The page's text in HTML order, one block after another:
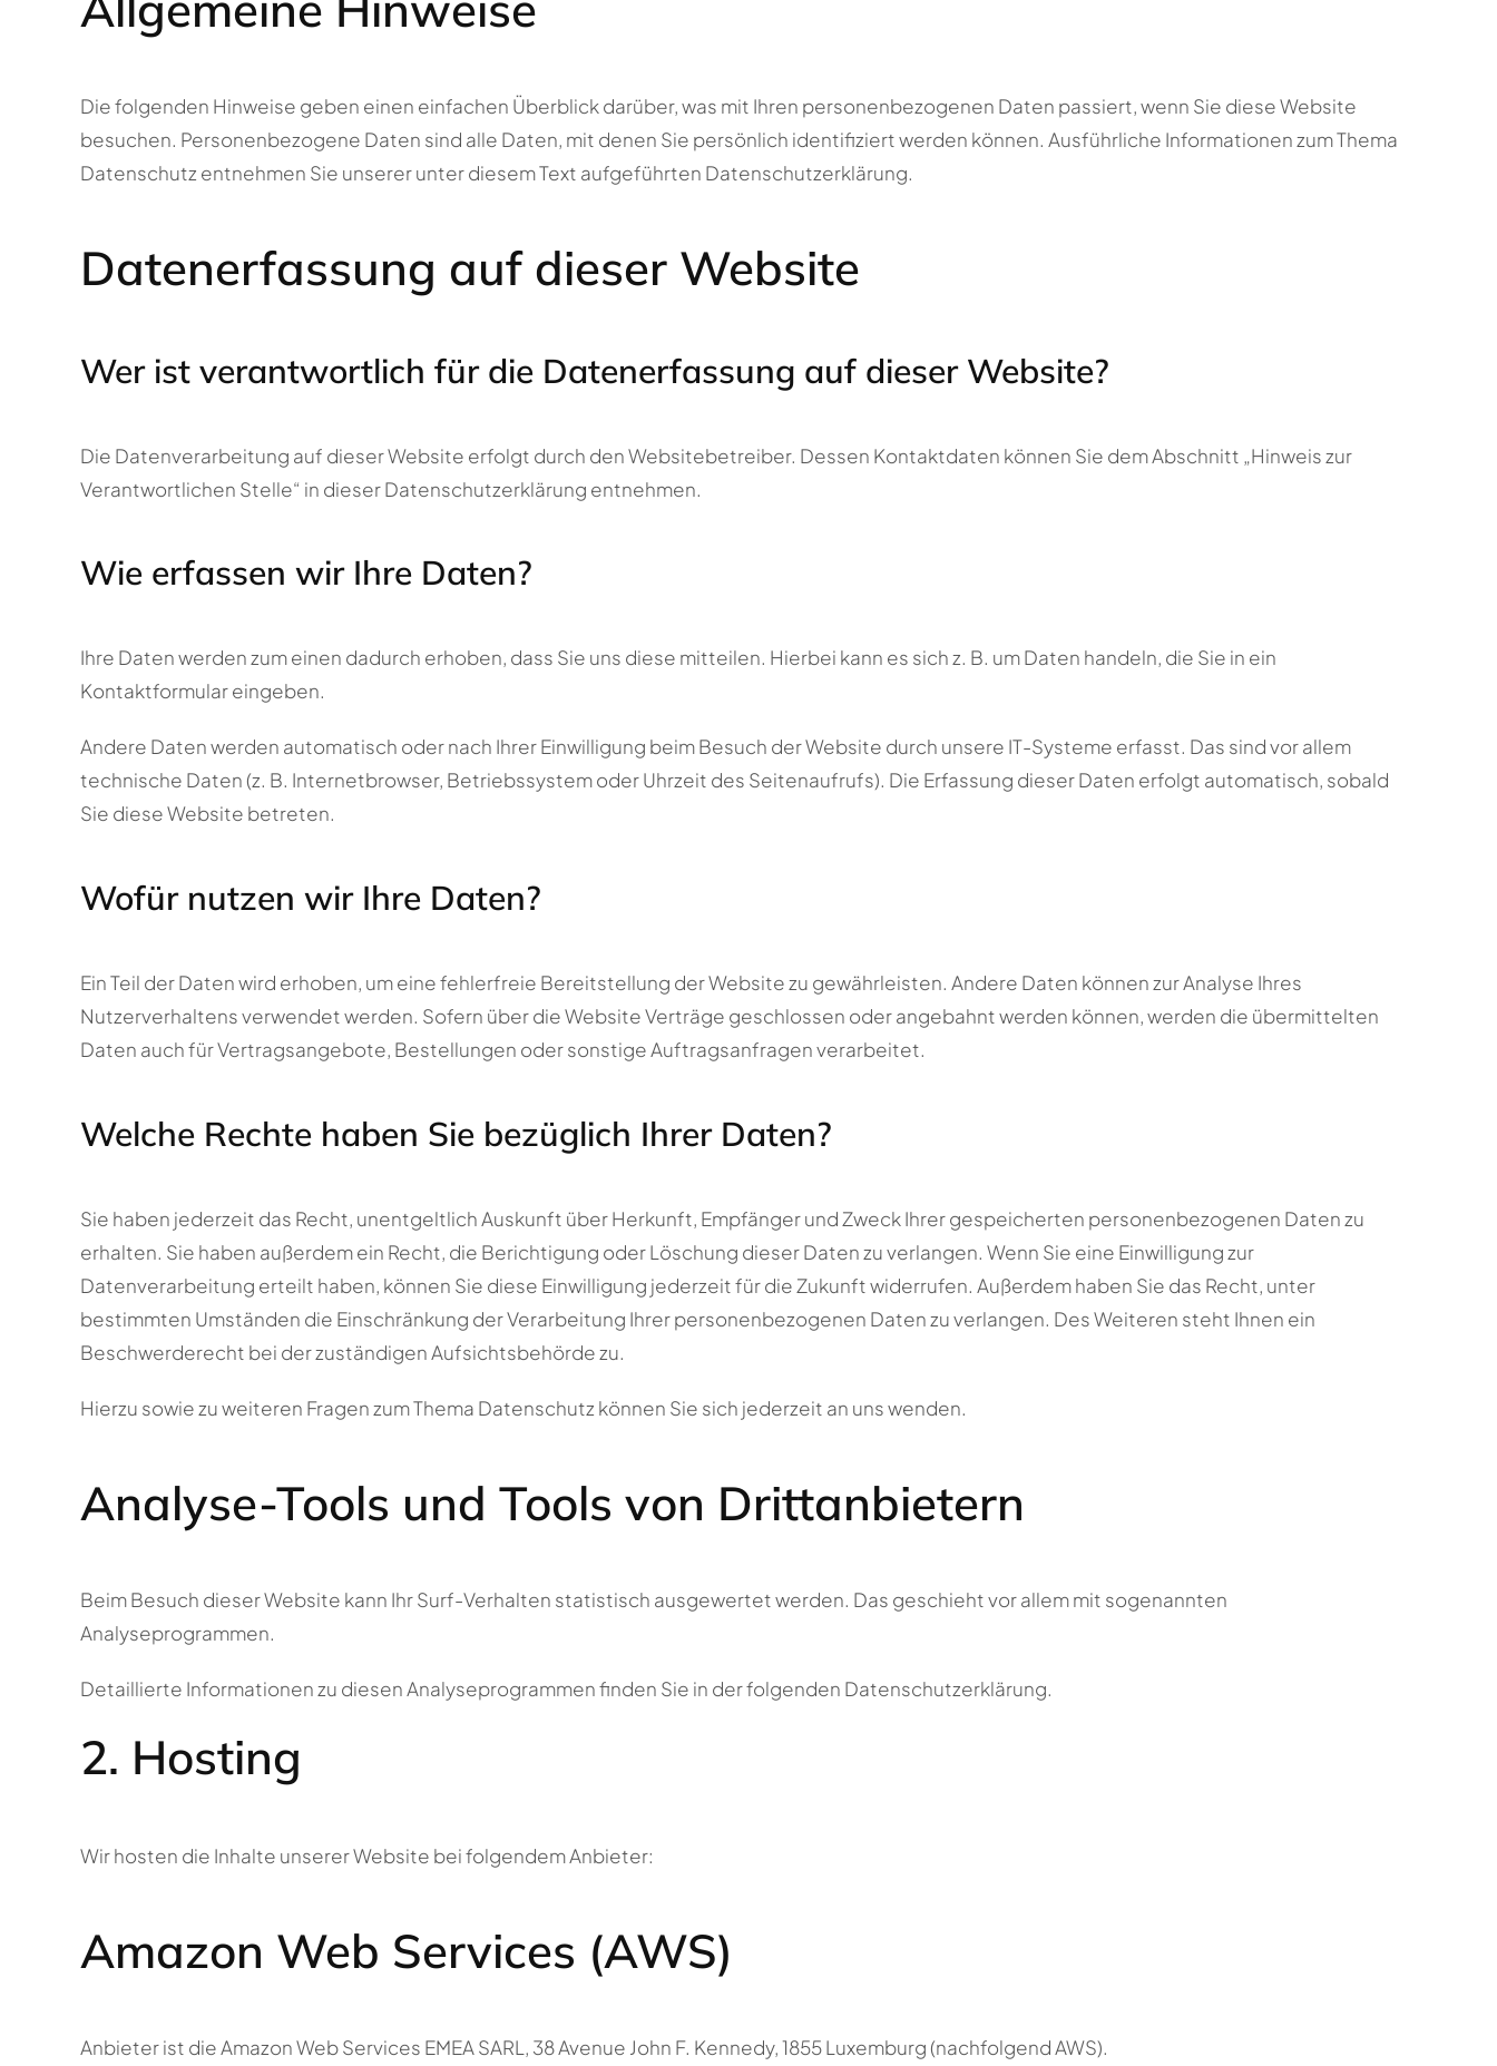
Die folgenden Hinweise geben einen einfachen Überblick darüber, was mit Ihren personenbezogenen Daten passiert, wenn Sie diese Website
besuchen. Personenbezogene Daten sind alle Daten, mit denen Sie persönlich identifiziert werden können. Ausführliche Informationen zum Thema
Datenschutz entnehmen Sie unserer unter diesem Text aufgeführten Datenschutzerklärung.
Datenerfassung auf dieser Website
Wer ist verantwortlich für die Datenerfassung auf dieser Website?
Die Datenverarbeitung auf dieser Website erfolgt durch den Websitebetreiber. Dessen Kontaktdaten können Sie dem Abschnitt „Hinweis zur
Verantwortlichen Stelle“ in dieser Datenschutzerklärung entnehmen.
Wie erfassen wir Ihre Daten?
Ihre Daten werden zum einen dadurch erhoben, dass Sie uns diese mitteilen. Hierbei kann es sich z. B. um Daten handeln, die Sie in ein
Kontaktformular eingeben.
Andere Daten werden automatisch oder nach Ihrer Einwilligung beim Besuch der Website durch unsere IT-Systeme erfasst. Das sind vor allem
technische Daten (z. B. Internetbrowser, Betriebssystem oder Uhrzeit des Seitenaufrufs). Die Erfassung dieser Daten erfolgt automatisch, sobald
Sie diese Website betreten.
Wofür nutzen wir Ihre Daten?
Ein Teil der Daten wird erhoben, um eine fehlerfreie Bereitstellung der Website zu gewährleisten. Andere Daten können zur Analyse Ihres
Nutzerverhaltens verwendet werden. Sofern über die Website Verträge geschlossen oder angebahnt werden können, werden die übermittelten
Daten auch für Vertragsangebote, Bestellungen oder sonstige Auftragsanfragen verarbeitet.
Welche Rechte haben Sie bezüglich Ihrer Daten?
Sie haben jederzeit das Recht, unentgeltlich Auskunft über Herkunft, Empfänger und Zweck Ihrer gespeicherten personenbezogenen Daten zu
erhalten. Sie haben außerdem ein Recht, die Berichtigung oder Löschung dieser Daten zu verlangen. Wenn Sie eine Einwilligung zur
Datenverarbeitung erteilt haben, können Sie diese Einwilligung jederzeit für die Zukunft widerrufen. Außerdem haben Sie das Recht, unter
bestimmten Umständen die Einschränkung der Verarbeitung Ihrer personenbezogenen Daten zu verlangen. Des Weiteren steht Ihnen ein
Beschwerderecht bei der zuständigen Aufsichtsbehörde zu.
Hierzu sowie zu weiteren Fragen zum Thema Datenschutz können Sie sich jederzeit an uns wenden.
Analyse-Tools und Tools von Dritt­anbietern
Beim Besuch dieser Website kann Ihr Surf-Verhalten statistisch ausgewertet werden. Das geschieht vor allem mit sogenannten
Analyseprogrammen.
Detaillierte Informationen zu diesen Analyseprogrammen finden Sie in der folgenden Datenschutzerklärung.
2. Hosting
Wir hosten die Inhalte unserer Website bei folgendem Anbieter:
Amazon Web Services (AWS)
Anbieter ist die Amazon Web Services EMEA SARL, 38 Avenue John F. Kennedy, 1855 Luxemburg (nachfolgend AWS).